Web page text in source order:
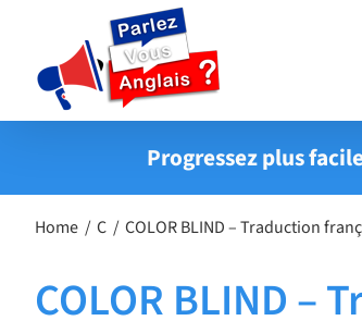
contenu
Progressez plus
Home C COLOR BLIND – Traduction
COLOR BLIND –